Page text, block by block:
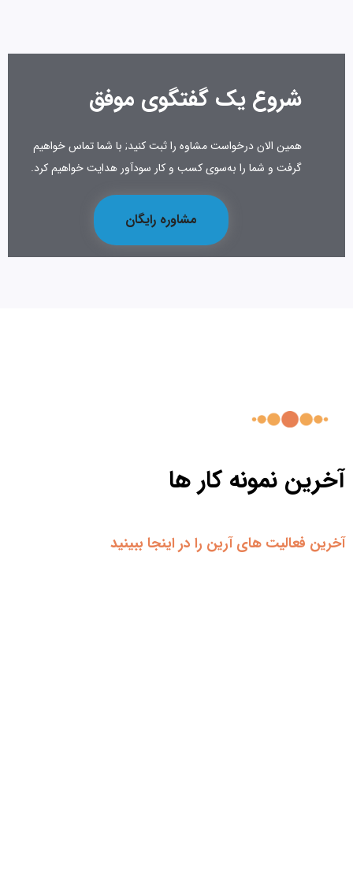
شروع یک گفتگوی موفق
همین الان درخواست مشاوه را ثبت کنید; با شما تماس خواهیم
گرفت و شما را به‌سوی کسب و کار سودآور هدایت خواهیم کرد.
مشاوره رایگان
آخرین نمونه کار ها
آخرین فعالیت های آرین را در اینجا ببینید